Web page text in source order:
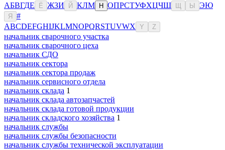
АБВГДЕ Ё ЖЗИ Й КЛМ Н ОПРСТУФХЦЧШ Ы ЭЮ
Я
#
ABCDEFGHIJKLMNOPQRSTUVWX Y Z
начальник сварочного участка
начальник сварочного цеха
начальник СДО
начальник сектора
начальник сектора продаж
начальник сервисного отдела
начальник склада 1
начальник склада автозапчастей
начальник склада готовой продукции
начальник складского хозяйства 1
начальник службы
начальник службы безопасности
начальник службы технической эксплуатации